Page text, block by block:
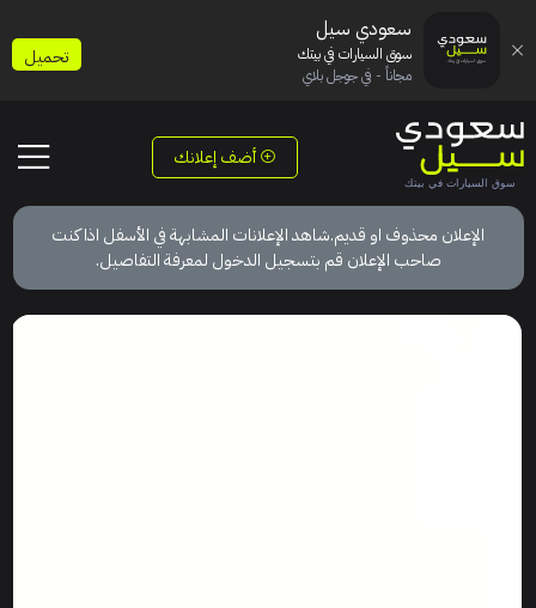
أضف إعلانك
الإعلان محذوف او قديم.شاهد الإعلانات المشابهة في الأسفل اذا كنت
صاحب الإعلان قم بتسجيل الدخول لمعرفة التفاصيل.
سعودي سيل
سوق السيارات في بيتك
مجاناً - في جوجل بلاي
تحميل